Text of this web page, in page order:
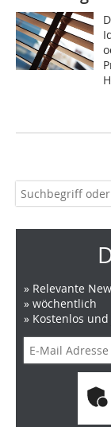
» Relevante
» wöchentlich
» Kostenlos